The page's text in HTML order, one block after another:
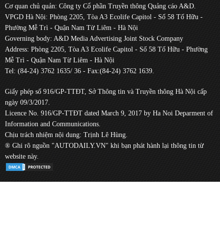
Cơ quan chủ quản: Công ty Cổ phần Truyền thông Quảng cáo A&D.
VPGD Hà Nội: Phòng 2205, Tòa A3 Ecolife Capitol - Số 58 Tố Hữu -
Phường Mễ Trì - Quận Nam Từ Liêm - Hà Nội
Governing body: A&D Media Advertising Joint Stock Company
Address: Phòng 2205, Tòa A3 Ecolife Capitol - Số 58 Tố Hữu - Phường
Mễ Trì - Quận Nam Từ Liêm - Hà Nội
Tel: (84-24) 3762 1635/ 36 - Fax:(84-24) 3762 1639.
Giấy phép số 916/GP-TTĐT, Sở Thông tin và Truyền thông Hà Nội cấp
ngày 09/3/2017.
Licence No. 916/GP-TTĐT dated March 9, 2017 by Ha Noi Deparment of
Information and Communications.
Chịu trách nhiệm nội dung: Trịnh Lê Hùng.
® Ghi rõ nguồn "AUTODAILY.VN" khi bạn phát hành lại thông tin từ
website này.